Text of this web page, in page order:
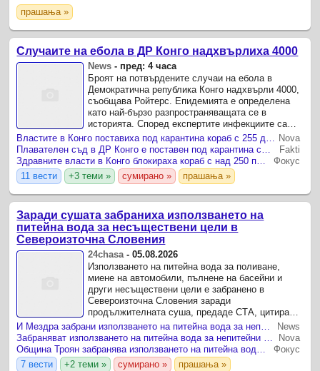
прашања »
Случаите на ебола в ДР Конго надхвърлиха 4000
News - пред: 4 часа
Броят на потвърдените случаи на ебола в
Демократична република Конго надхвърли 4000,
съобщава Ройтерс. Епидемията е определена
като най-бързо разпространяващата се в
историята. Според експертите инфекциите са
започнали да се разпространяват месеци преди
обявяването на ...
Nova
Fakti
Фокус
11 вести
+3 теми » сумирано » прашања »
Заради сушата забраниха използването на
питейна вода за несъществени цели в
Североизточна Словения
24chasa-05.08.2026
Използването на питейна вода за поливане,
миене на автомобили, пълнене на басейни и
други несъществени цели е забранено в
Североизточна Словения заради
продължителната суша, предаде СТА, цитирана
от БТА. Мярката е в сила до второ нареждане и
обхваща всички 16 общини, обслужвани ...
И Мездра забрани използването на питейна вода за непитейни нужди
News
Забраняват използването на питейна вода за непитейни нужди в община Троян
Nova
Община Троян забранява използването на питейна вода за непитейни нужди
Фокус
7 вести
+2 теми » сумирано » прашања »